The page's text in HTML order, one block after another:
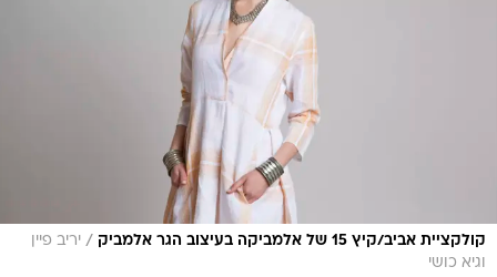
קולקציית אביב/קיץ 15 של אלמביקה בעיצוב הגר אלמביק / יריב פיין
וגיא כושי